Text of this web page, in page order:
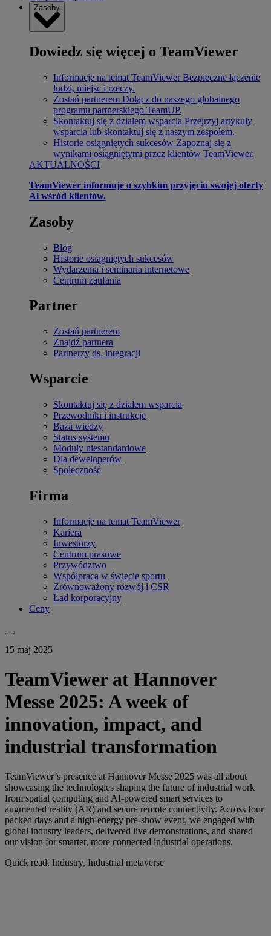
Zasoby
Dowiedz się więcej o TeamViewer
Informacje na temat TeamViewer Bezpieczne łączenie
ludzi, miejsc i rzeczy.
Zostań partnerem Dołącz do naszego globalnego
programu partnerskiego TeamUP.
Skontaktuj się z działem wsparcia Przejrzyj artykuły
wsparcia lub skontaktuj się z naszym zespołem.
Historie osiągniętych sukcesów Zapoznaj się z
wynikami osiągniętymi przez klientów TeamViewer.
AKTUALNOŚCI
TeamViewer informuje o szybkim przyjęciu swojej oferty
Al wśród klientów.
Zasoby
Blog
Historie osiągniętych sukcesów
Wydarzenia i seminaria internetowe
Centrum zaufania
Partner
Zostań partnerem
Znajdź partnera
Partnerzy ds. integracji
Wsparcie
Skontaktuj się z działem wsparcia
Przewodniki i instrukcje
Baza wiedzy
Status systemu
Moduły niestandardowe
Dla deweloperów
Społeczność
Firma
Informacje na temat TeamViewer
Kariera
Inwestorzy
Centrum prasowe
Przywództwo
Współpraca w świecie sportu
Zrównoważony rozwój i CSR
Ład korporacyjny
Ceny
15 maj 2025
TeamViewer at Hannover
Messe 2025: A week of
innovation, impact, and
industrial transformation
TeamViewer’s presence at Hannover Messe 2025 was all about
showcasing the technologies shaping the future of industrial work
from spatial computing and AI-powered smart services to
augmented reality (AR) and secure remote connectivity. Across four
packed days and a high-energy pre-show event, we engaged with
global industry leaders, delivered live demonstrations, and shared
our vision for smarter, more connected industrial operations.
Quick read, Industry, Industrial metaverse